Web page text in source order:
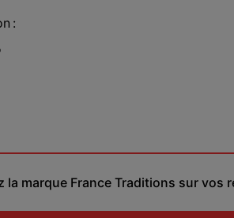
:
la marque France Traditions sur vos